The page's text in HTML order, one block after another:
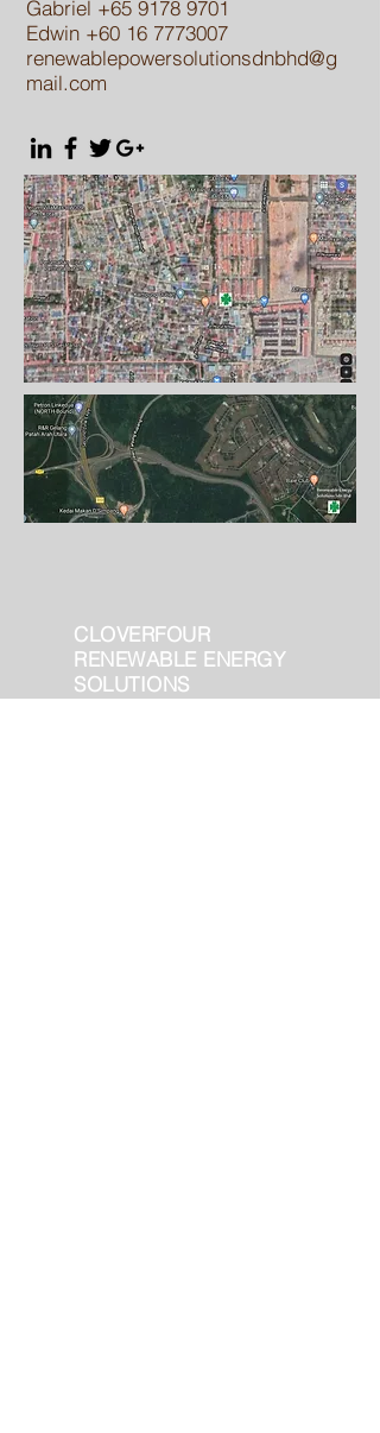
Gabriel +65 9178 9701
Edwin +60 16 7773007
renewablepowersolutionsdnbhd@g
mail.com
CLOVERFOUR
RENEWABLE ENERGY
SOLUTIONS